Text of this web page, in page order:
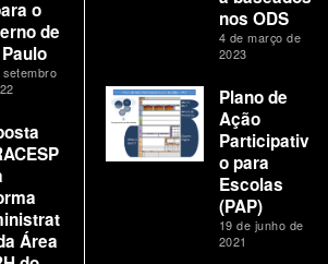
o
de
setembro
Área
nos ODS
4 de março de
2023
Plano de
Ação
Participativ
o para
Escolas
(PAP)
19 de junho de
2021